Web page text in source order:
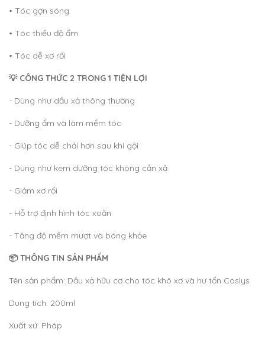
• Tóc gợn sóng
• Tóc thiếu độ ẩm
• Tóc dễ xơ rối
💡 CÔNG THỨC 2 TRONG 1 TIỆN LỢI
- Dùng như dầu xả thông thường
- Dưỡng ẩm và làm mềm tóc
- Giúp tóc dễ chải hơn sau khi gội
- Dùng như kem dưỡng tóc không cần xả
- Giảm xơ rối
- Hỗ trợ định hình tóc xoăn
- Tăng độ mềm mượt và bóng khỏe
📦 THÔNG TIN SẢN PHẨM
Tên sản phẩm: Dầu xả hữu cơ cho tóc khô xơ và hư tổn Coslys
Dung tích: 200ml
Xuất xứ: Pháp